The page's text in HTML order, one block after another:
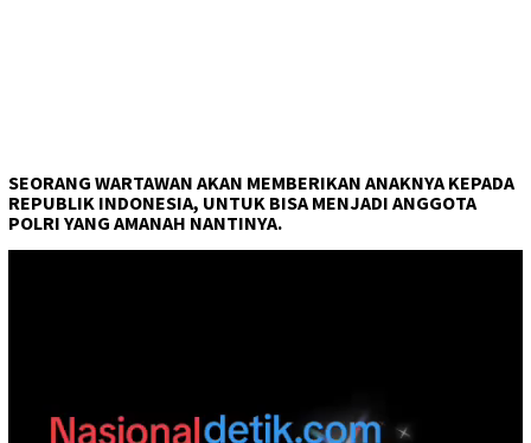
SEORANG WARTAWAN AKAN MEMBERIKAN ANAKNYA KEPADA
REPUBLIK INDONESIA, UNTUK BISA MENJADI ANGGOTA
POLRI YANG AMANAH NANTINYA.